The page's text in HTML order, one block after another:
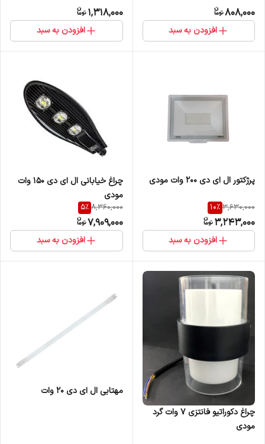
808,000
افزودن به سبد
1,318,000
افزودن به سبد
پرژکتور ال ای دی 200 وات مودی
3,630,000
10%
3,243,000
افزودن به سبد
چراغ خیابانی ال ای دی 150 وات
مودی
8,360,000
5%
7,909,000
افزودن به سبد
چراغ دکوراتیو فانتزی ۷ وات گرد
مودی
مهتابی ال ای دی 20 وات